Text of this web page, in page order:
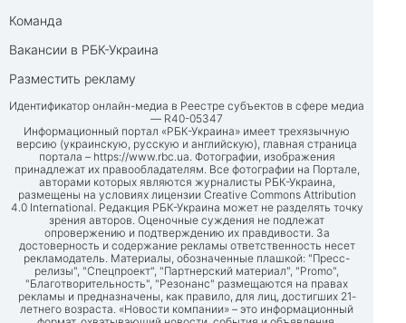
Команда
Вакансии в РБК-Украина
Разместить рекламу
Идентификатор онлайн-медиа в Реестре субъектов в сфере медиа
— R40-05347
Информационный портал «РБК-Украина» имеет трехязычную
версию (украинскую, русскую и английскую), главная страница
портала – https://www.rbc.ua. Фотографии, изображения
принадлежат их правообладателям. Все фотографии на Портале,
авторами которых являются журналисты РБК-Украина,
размещены на условиях лицензии Creative Commons Attribution
4.0 International. Редакция РБК-Украина может не разделять точку
зрения авторов. Оценочные суждения не подлежат
опровержению и подтверждению их правдивости. За
достоверность и содержание рекламы ответственность несет
рекламодатель. Материалы, обозначенные плашкой: "Пресс-
релизы", "Спецпроект", "Партнерский материал", "Promo",
"Благотворительность", "Резонанс" размещаются на правах
рекламы и предназначены, как правило, для лиц, достигших 21-
летнего возраста. «Новости компании» – это информационный